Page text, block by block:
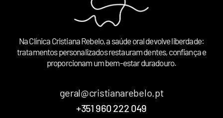
Na Clínica Cristiana Rebelo, a saúde oral devolve liberdade:
tratamentos personalizados restauram dentes, confiança e
proporcionam um bem-estar duradouro.
geral@cristianarebelo.pt
+351 960 222 049